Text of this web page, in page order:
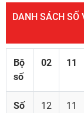
DANH SÁCH
Bộ
số
02 11
Số
12 11